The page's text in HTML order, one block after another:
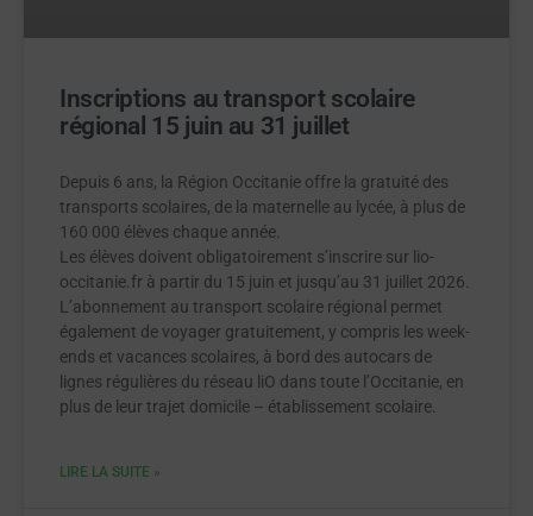
Inscriptions au transport scolaire
régional 15 juin au 31 juillet
Depuis 6 ans, la Région Occitanie offre la gratuité des
transports scolaires, de la maternelle au lycée, à plus de
160 000 élèves chaque année.
Les élèves doivent obligatoirement s’inscrire sur lio-
occitanie.fr à partir du 15 juin et jusqu’au 31 juillet 2026.
L’abonnement au transport scolaire régional permet
également de voyager gratuitement, y compris les week-
ends et vacances scolaires, à bord des autocars de
lignes régulières du réseau liO dans toute l’Occitanie, en
plus de leur trajet domicile – établissement scolaire.
LIRE LA SUITE »